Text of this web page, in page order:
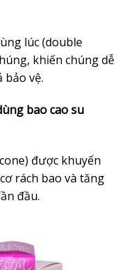
lúc (double
khiến chúng dễ
bảo vệ.
bao cao su
được khuyến
rách bao và tăng
đầu.